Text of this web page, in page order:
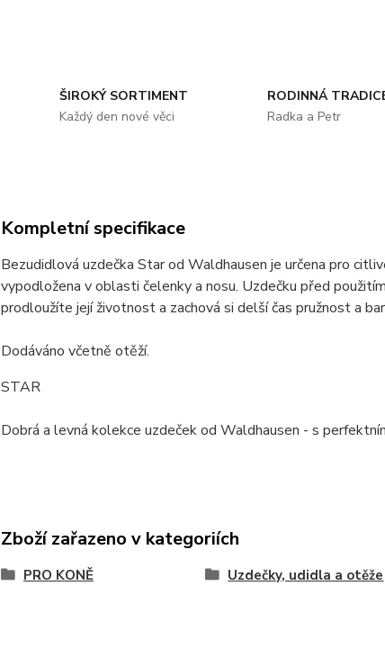
ŠIROKÝ SORTIMENT
Každý den nové věci
RODINNÁ
Radka a Petr
Kompletní specifikace
Bezudidlová uzdečka Star od Waldhausen je určena pro
vypodložena v oblasti čelenky a nosu. Uzdečku před
prodloužíte její životnost a zachová si delší čas pružnost a
Dodáváno včetně otěží.
STAR
Dobrá a levná kolekce uzdeček od Waldhausen - s
Zboží zařazeno v kategoriích
PRO KONĚ Uzdečky, udidla a otěže